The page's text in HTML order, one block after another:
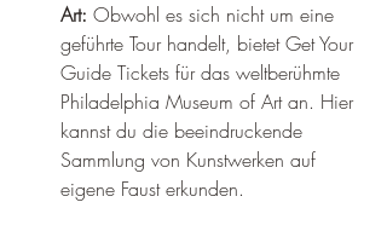
Art: Obwohl es sich nicht um eine
geführte Tour handelt, bietet Get Your
Guide Tickets für das weltberühmte
Philadelphia Museum of Art an. Hier
kannst du die beeindruckende
Sammlung von Kunstwerken auf
eigene Faust erkunden.